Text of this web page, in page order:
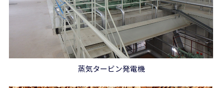
蒸気タービン発電機